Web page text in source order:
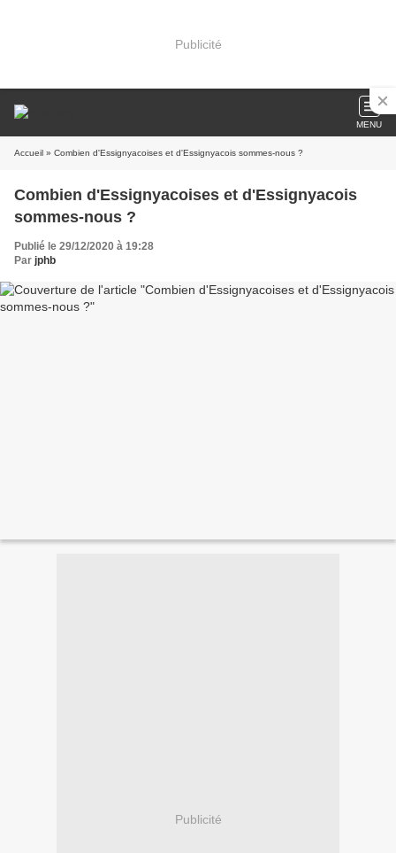
Publicité
MENU
Accueil » Combien d'Essignyacoises et d'Essignyacois sommes-nous ?
Combien d'Essignyacoises et d'Essignyacois
sommes-nous ?
Publié le 29/12/2020 à 19:28
Par jphb
Publicité